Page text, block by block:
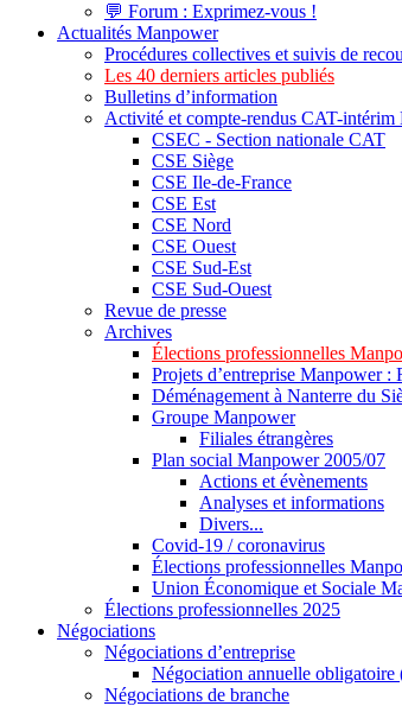
💬 Forum : Exprimez-vous !
Actualités Manpower
Procédures collectives et suivis de
Les 40 derniers articles publiés
Bulletins d’information
Activité et compte-rendus CAT-intérim
CSEC - Section nationale CAT
CSE Siège
CSE Ile-de-France
CSE Est
CSE Nord
CSE Ouest
CSE Sud-Est
CSE Sud-Ouest
Revue de presse
Archives
Élections professionnelles
Projets d’entreprise Manpower :
Déménagement à Nanterre du
Groupe Manpower
Filiales étrangères
Plan social Manpower 2005/07
Actions et évènements
Analyses et informations
Divers...
Covid-19 / coronavirus
Élections professionnelles
Union Économique et Sociale
Élections professionnelles 2025
Négociations
Négociations d’entreprise
Négociation annuelle
Négociations de branche